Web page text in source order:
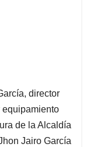
director
equipamiento
de la Alcaldía
Jairo García